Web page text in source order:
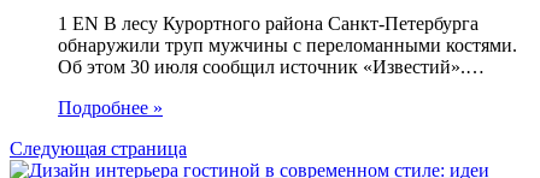
1 EN В лесу Курортного района Санкт-Петербурга
обнаружили труп мужчины с переломанными костями.
Об этом 30 июля сообщил источник «Известий».…
Подробнее »
Следующая страница